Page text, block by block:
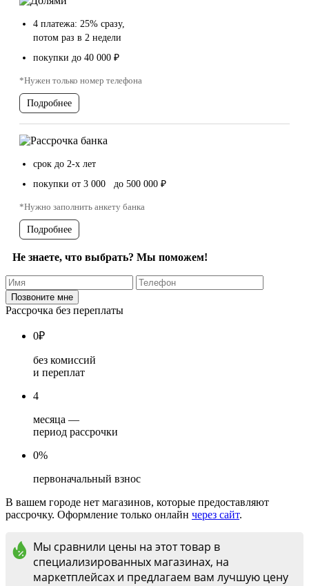
4 платежа: 25% сразу,
потом раз в 2 недели
покупки до 40 000 ₽
*Нужен только номер телефона
Подробнее
срок до 2-х лет
покупки от 3 000 до 500 000 ₽
*Нужно заполнить анкету банка
Подробнее
Не знаете, что выбрать? Мы поможем!
Рассрочка без переплаты
0₽
без комиссий
и переплат
4
месяца —
период рассрочки
0%
первоначальный взнос
В вашем городе нет магазинов, которые предоставляют
рассрочку. Оформление только онлайн через сайт.
Мы сравнили цены на этот товар в
специализированных магазинах, на
маркетплейсах и предлагаем вам лучшую цену